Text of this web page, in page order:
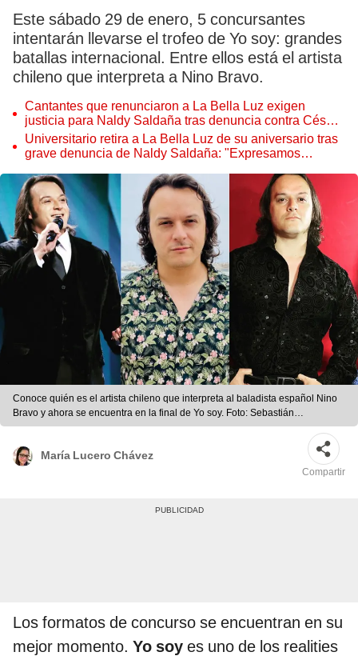
Este sábado 29 de enero, 5 concursantes
intentarán llevarse el trofeo de Yo soy: grandes
batallas internacional. Entre ellos está el artista
chileno que interpreta a Nino Bravo.
Cantantes que renunciaron a La Bella Luz exigen
justicia para Naldy Saldaña tras denuncia contra César
Sánchez Chavesta: “Merece la cárcel”
Universitario retira a La Bella Luz de su aniversario tras
grave denuncia de Naldy Saldaña: "Expresamos
Conoce quién es el artista chileno que interpreta al baladista español Nino
Bravo y ahora se encuentra en la final de Yo soy. Foto: Sebastián
Hormazábal/Instagram
María Lucero Chávez
Compartir
Los formatos de concurso se encuentran en su
mejor momento. Yo soy es uno de los realities